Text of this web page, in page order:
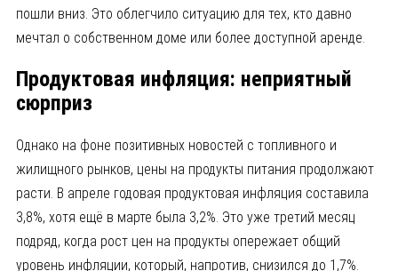
пошли вниз. Это облегчило ситуацию для тех, кто давно
мечтал о собственном доме или более доступной аренде.
Продуктовая инфляция: неприятный
сюрприз
Однако на фоне позитивных новостей с топливного и
жилищного рынков, цены на продукты питания продолжают
расти. В апреле годовая продуктовая инфляция составила
3,8%, хотя ещё в марте была 3,2%. Это уже третий месяц
подряд, когда рост цен на продукты опережает общий
уровень инфляции, который, напротив, снизился до 1,7%.